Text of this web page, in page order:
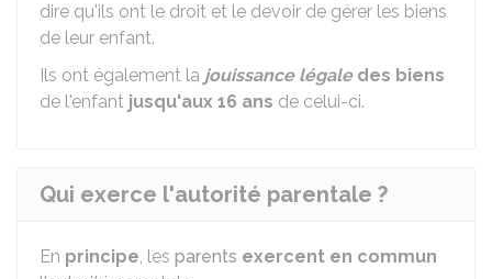
dire qu'ils ont le droit et le devoir de gérer les biens
de leur enfant.
Ils ont également la jouissance légaledes biens
de l'enfant jusqu'aux 16 ans de celui-ci.
Qui exerce l'autorité parentale ?
En principe, les parents exercent en commun